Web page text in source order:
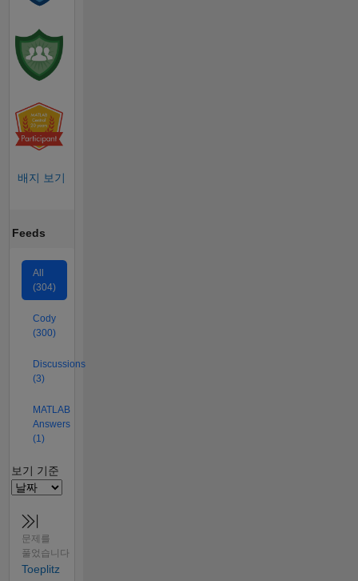
배지 보기
Feeds
All
(304)
Cody
(300)
Discussions
(3)
MATLAB
Answers
(1)
Filter2
보기 기준
문제를
풀었습니다
Toeplitz